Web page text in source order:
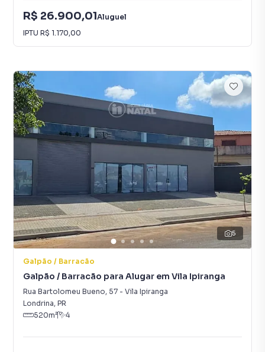
R$ 26.900,01Aluguel
IPTU R$ 1.170,00
5
Galpão / Barracão
Galpão / Barracão para Alugar em Vila Ipiranga
Rua Bartolomeu Bueno, 57 - Vila Ipiranga
Londrina, PR
520m² 4